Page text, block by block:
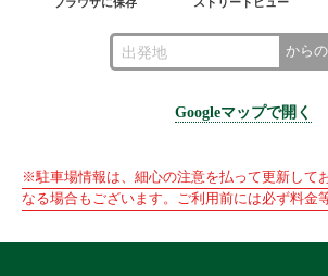
から
Googleマップで開く
※駐車場情報は、細心の注意を払って更新して
なる場合もございます。ご利用前には必ず料金